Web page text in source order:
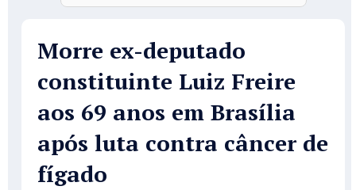
Morre ex-deputado
constituinte Luiz Freire
aos 69 anos em Brasília
após luta contra câncer de
fígado